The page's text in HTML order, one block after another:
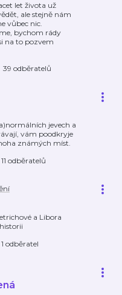
let života už
ale stejně nám
vůbec nic.
bychom rády
na to pozvem
39 odběratelů
jevech a
vám poodkryje
známých míst.
11 odběratelů
a Libora
1 odběratel